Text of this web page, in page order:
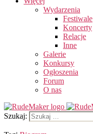
Wydarzenia
Festiwale
Koncerty
Relacje
Inne
Galerie
Konkursy
Ogłoszenia
Forum
O nas
Szukaj: